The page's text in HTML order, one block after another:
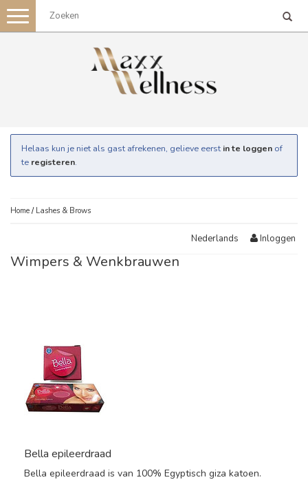
Toggle
navigation
Helaas kun je niet als gast afrekenen, gelieve eerst in te loggen of
te registeren.
Home / Lashes & Brows
Nederlands Inloggen
Wimpers & Wenkbrauwen
Bella epileerdraad
Bella epileerdraad is van 100% Egyptisch giza katoen.